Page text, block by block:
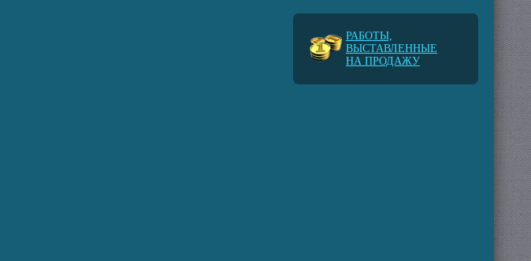
РАБОТЫ,
ВЫСТАВЛЕННЫЕ
НА ПРОДАЖУ